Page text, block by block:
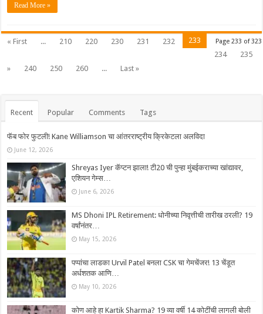
Read More »
Page 233 of 323
« First ... 210 220 230 231 232
233
234
235
»
240 250 260 ... Last »
Recent Popular Comments Tags
फॅब फोर फुटली! Kane Williamson चा आंतरराष्ट्रीय क्रिकेटला अलविदा
June 12, 2026
Shreyas Iyer कॅप्टन झाला! टी20 ची पुन्हा मुंबईकराच्या खांद्यावर,
एशियन गेम्स…
June 6, 2026
MS Dhoni IPL Retirement: धोनीच्या निवृत्तीची तारीख ठरली? 19
वर्षांनंतर…
May 15, 2026
पप्पांचा लाडका Urvil Patel बनला CSK चा गेमचेंजर! 13 चेंडूत
अर्धशतक आणि…
May 10, 2026
कोण आहे हा Kartik Sharma? 19 व्या वर्षी 14 कोटींची लागली बोली